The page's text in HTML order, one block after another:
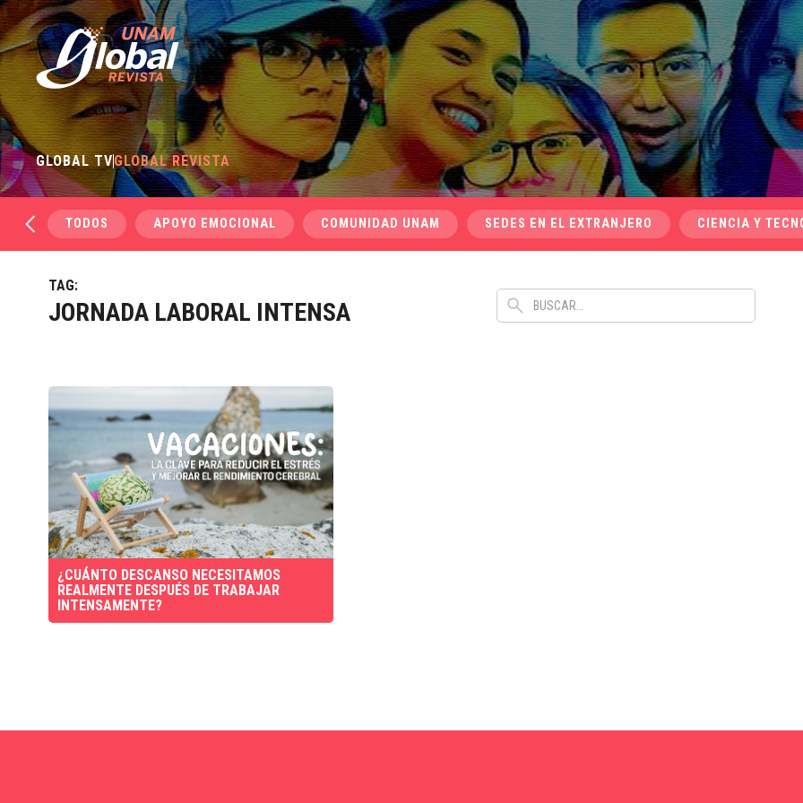
GLOBAL TVGLOBAL REVISTA
TODOS APOYO EMOCIONAL COMUNIDAD UNAM SEDES EN EL EXTRANJERO CIENCIA Y
TAG:
JORNADA LABORAL INTENSA
¿CUÁNTO DESCANSO NECESITAMOS
REALMENTE DESPUÉS DE TRABAJAR
INTENSAMENTE?